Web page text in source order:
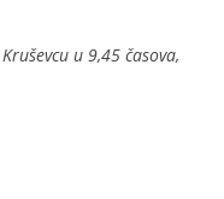
u 9,45 časova,